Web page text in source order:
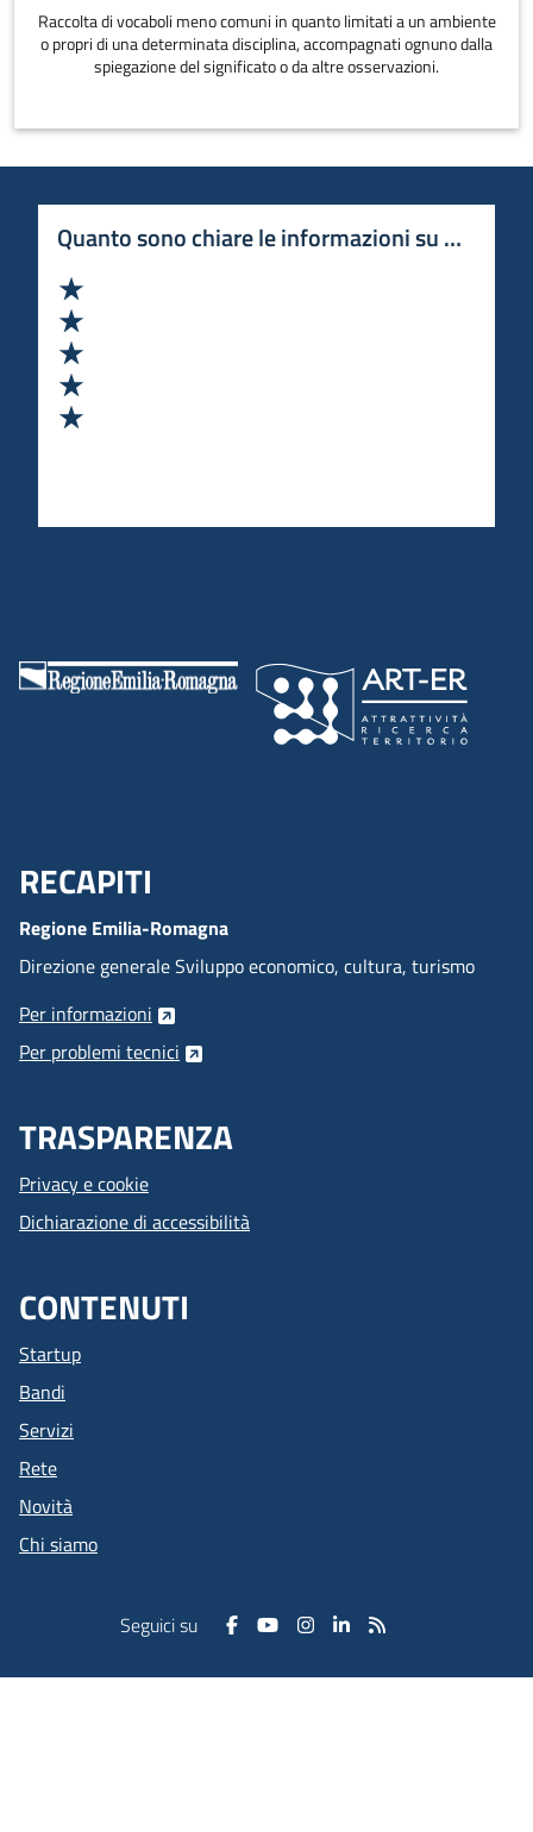
Raccolta di vocaboli meno comuni in quanto limitati a un ambiente
o propri di una determinata disciplina, accompagnati ognuno dalla
spiegazione del significato o da altre osservazioni.
Quanto sono chiare le informazioni su questa
Menu Footer
RECAPITI
Regione Emilia-Romagna
Direzione generale Sviluppo economico, cultura, turismo
Per informazioni
Per problemi tecnici
TRASPARENZA
Privacy e cookie
Dichiarazione di accessibilità
CONTENUTI
Startup
Bandi
Servizi
Rete
Novità
Chi siamo
Seguici su